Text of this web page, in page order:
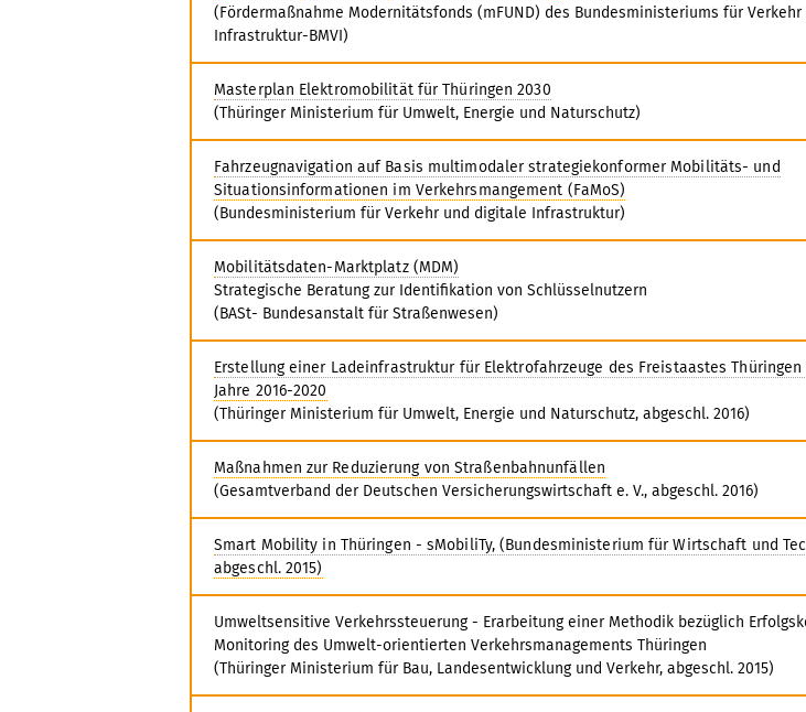
(Fördermaßnahme Modernitätsfonds (mFUND) des Bundesministeriums für
Infrastruktur-BMVI)
Masterplan Elektromobilität für Thüringen 2030
(Thüringer Ministerium für Umwelt, Energie und Naturschutz)
Fahrzeugnavigation auf Basis multimodaler strategiekonformer Mobilitäts- und
Situationsinformationen im Verkehrsmangement (FaMoS)
(Bundesministerium für Verkehr und digitale Infrastruktur)
Mobilitätsdaten-Marktplatz (MDM)
Strategische Beratung zur Identifikation von Schlüsselnutzern
(BASt- Bundesanstalt für Straßenwesen)
Erstellung einer Ladeinfrastruktur für Elektrofahrzeuge des Freistaastes
Jahre 2016-2020
(Thüringer Ministerium für Umwelt, Energie und Naturschutz, abgeschl. 2016)
Maßnahmen zur Reduzierung von Straßenbahnunfällen
(Gesamtverband der Deutschen Versicherungswirtschaft e. V., abgeschl. 2016)
Smart Mobility in Thüringen - sMobiliTy, (Bundesministerium für Wirtschaft und
abgeschl. 2015)
Umweltsensitive Verkehrssteuerung - Erarbeitung einer Methodik bezüglich
Monitoring des Umwelt-orientierten Verkehrsmanagements Thüringen
(Thüringer Ministerium für Bau, Landesentwicklung und Verkehr, abgeschl. 2015)